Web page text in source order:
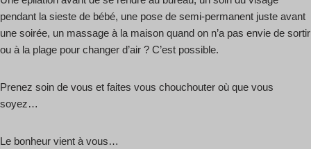
pendant la sieste de bébé, une pose de semi-permanent juste avant
une soirée, un massage à la maison quand on n’a pas envie de sortir
ou à la plage pour changer d’air ? C’est possible.
Prenez soin de vous et faites vous chouchouter où que vous
soyez…
Le bonheur vient à vous…